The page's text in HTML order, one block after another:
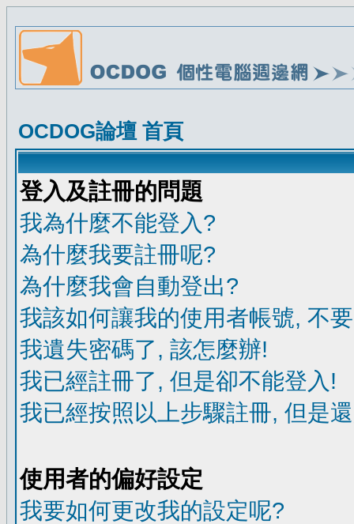
OCDOG論壇 首頁
登入及註冊的問題
我為什麼不能登入?
為什麼我要註冊呢?
為什麼我會自動登出?
我該如何讓我的使用者帳號, 不
我遺失密碼了, 該怎麼辦!
我已經註冊了, 但是卻不能登入!
我已經按照以上步驟註冊, 但是
使用者的偏好設定
我要如何更改我的設定呢?